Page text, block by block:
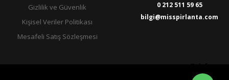
Gizlilik ve Güvenlik
Kişisel Veriler Politikası
Mesafeli Satış Sözleşmesi
0 212 511 59 65
bilgi@misspirlanta.com